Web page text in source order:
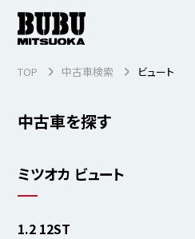
中古車を探す
TOP 中古車検索 ビュート
ミツオカ ビュート
1.2 12ST